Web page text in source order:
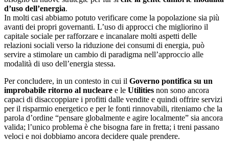
d’uso dell’energia.
In molti casi abbiamo potuto verificare come la popolazione sia più
avanti dei propri governanti. L’uso di approcci che migliorino il
capitale sociale per rafforzare e incanalare molti aspetti delle
relazioni sociali verso la riduzione dei consumi di energia, può
servire a stimolare un cambio di paradigma nell’approccio alle
modalità di uso dell’energia stessa.
Per concludere, in un contesto in cui il Governo pontifica su un
improbabile ritorno al nucleare e le Utilities non sono ancora
capaci di disaccoppiare i profitti dalle vendite e quindi offrire servizi
per il risparmio energetico e per le fonti rinnovabili, riteniamo che la
parola d’ordine “pensare globalmente e agire localmente” sia ancora
valida; l’unico problema è che bisogna fare in fretta; i treni passano
veloci e noi dobbiamo ancora decidere quale prendere.